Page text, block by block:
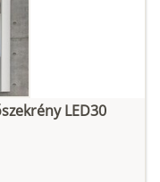
Füstös zöld
LED30